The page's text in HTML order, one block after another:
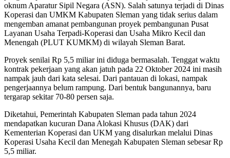
oknum Aparatur Sipil Negara (ASN). Salah satunya terjadi di Dinas
Koperasi dan UMKM Kabupaten Sleman yang tidak serius dalam
mengemban amanat pembangunan proyek pembangunan Pusat
Layanan Usaha Terpadi-Koperasi dan Usaha Mikro Kecil dan
Menengah (PLUT KUMKM) di wilayah Sleman Barat.
Proyek senilai Rp 5,5 miliar ini diduga bermasalah. Tenggat waktu
kontrak pekerjaan yang akan jatuh pada 22 Oktober 2024 ini masih
nampak jauh dari kata selesai. Dari pantauan di lokasi, nampak
pengerjaannya belum rampung. Dari bentuk bangunannya, baru
tergarap sekitar 70-80 persen saja.
Diketahui, Pemerintah Kabupaten Sleman pada tahun 2024
mendapatkan kucuran Dana Alokasi Khusus (DAK) dari
Kementerian Koperasi dan UKM yang disalurkan melalui Dinas
Koperasi Usaha Kecil dan Menegah Kabupaten Sleman sebesar Rp
5,5 miliar.